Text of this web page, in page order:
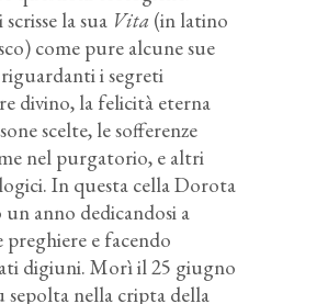
la sua Vita (in latino
come pure alcune sue
riguardanti i segreti
divino, la felicità eterna
scelte, le sofferenze
nel purgatorio, e altri
In questa cella Dorota
un anno dedicandosi a
e facendo
digiuni. Morì il 25 giugno
sepolta nella cripta della